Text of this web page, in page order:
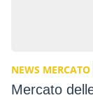
NEWS MERCATO
Mercato